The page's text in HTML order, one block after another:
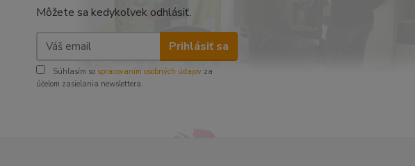
Môžete sa kedykoľvek odhlásiť.
Prihlásiť sa
Súhlasím so spracovaním osobných údajov za
účelom zasielania newslettera.